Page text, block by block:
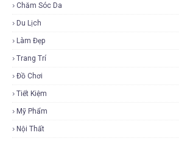
Chăm Sóc Da
Du Lịch
Làm Đẹp
Trang Trí
Đồ Chơi
Tiết Kiệm
Mỹ Phẩm
Nội Thất